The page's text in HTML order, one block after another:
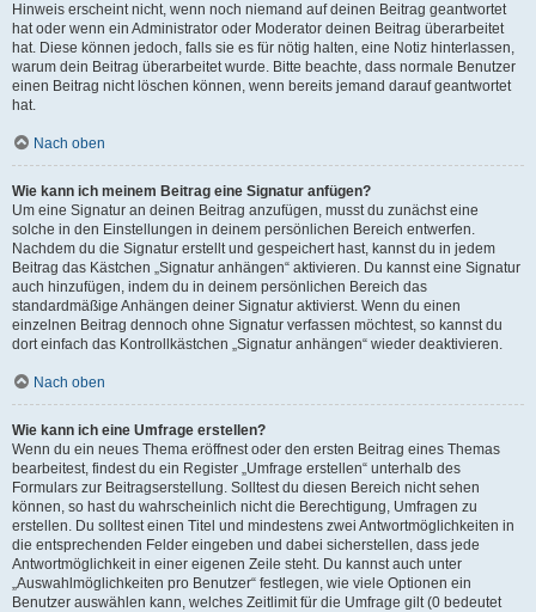
Hinweis erscheint nicht, wenn noch niemand auf deinen Beitrag geantwortet
hat oder wenn ein Administrator oder Moderator deinen Beitrag überarbeitet
hat. Diese können jedoch, falls sie es für nötig halten, eine Notiz hinterlassen,
warum dein Beitrag überarbeitet wurde. Bitte beachte, dass normale Benutzer
einen Beitrag nicht löschen können, wenn bereits jemand darauf geantwortet
hat.
Nach oben
Wie kann ich meinem Beitrag eine Signatur anfügen?
Um eine Signatur an deinen Beitrag anzufügen, musst du zunächst eine
solche in den Einstellungen in deinem persönlichen Bereich entwerfen.
Nachdem du die Signatur erstellt und gespeichert hast, kannst du in jedem
Beitrag das Kästchen „Signatur anhängen“ aktivieren. Du kannst eine Signatur
auch hinzufügen, indem du in deinem persönlichen Bereich das
standardmäßige Anhängen deiner Signatur aktivierst. Wenn du einen
einzelnen Beitrag dennoch ohne Signatur verfassen möchtest, so kannst du
dort einfach das Kontrollkästchen „Signatur anhängen“ wieder deaktivieren.
Nach oben
Wie kann ich eine Umfrage erstellen?
Wenn du ein neues Thema eröffnest oder den ersten Beitrag eines Themas
bearbeitest, findest du ein Register „Umfrage erstellen“ unterhalb des
Formulars zur Beitragserstellung. Solltest du diesen Bereich nicht sehen
können, so hast du wahrscheinlich nicht die Berechtigung, Umfragen zu
erstellen. Du solltest einen Titel und mindestens zwei Antwortmöglichkeiten in
die entsprechenden Felder eingeben und dabei sicherstellen, dass jede
Antwortmöglichkeit in einer eigenen Zeile steht. Du kannst auch unter
„Auswahlmöglichkeiten pro Benutzer“ festlegen, wie viele Optionen ein
Benutzer auswählen kann, welches Zeitlimit für die Umfrage gilt (0 bedeutet